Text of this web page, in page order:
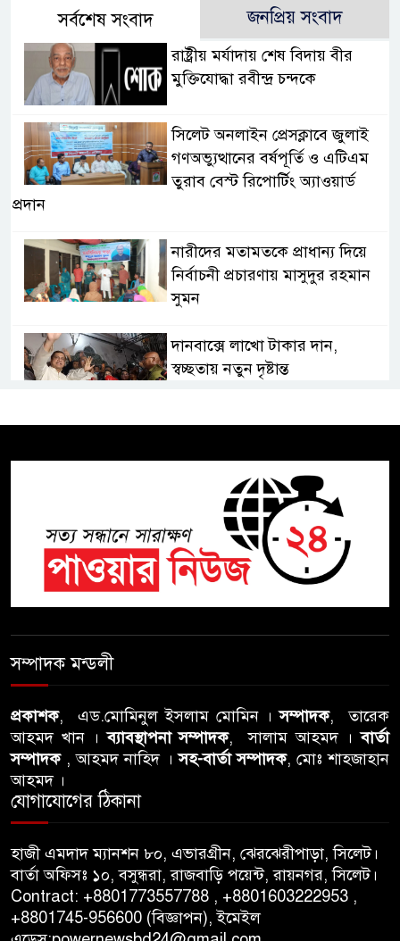
সর্বশেষ সংবাদ জনপ্রিয় সংবাদ
রাষ্ট্রীয় মর্যাদায় শেষ বিদায় বীর
মুক্তিযোদ্ধা রবীন্দ্র চন্দকে
সিলেট অনলাইন প্রেসক্লাবে জুলাই
গণঅভ্যুত্থানের বর্ষপূর্তি ও এটিএম
তুরাব বেস্ট রিপোর্টিং অ্যাওয়ার্ড
প্রদান
নারীদের মতামতকে প্রাধান্য দিয়ে
নির্বাচনী প্রচারণায় মাসুদুর রহমান
সুমন
দানবাক্সে লাখো টাকার দান,
স্বচ্ছতায় নতুন দৃষ্টান্ত
২০ কোটি টাকার টেন্ডার থেকে
শিক্ষা বোর্ডে একের পর এক
সিলেটে চিকিৎসকের কিশোর ছেলের
ঝুলন্ত মরদেহ উদ্ধার
বিএনপি নেতার ওপর হামলার
ঘটনায় সিলেট মহানগর বিএনপির
তীব্র নিন্দা ও প্রতিবাদ
কাউন্সিলার নির্বাচিত
পাস কার্ড ইস্যুতে অনিয়ম ও
গণবিজ্ঞপ্তি নিয়ে সিলেট অনলাইন
সম্পাদক মন্ডলী
প্রকাশক, এড.মোমিনুল ইসলাম মোমিন ।সম্পাদক, তারেক
আহমদ খান ।ব্যাবস্থাপনা সম্পাদক, সালাম আহমদ ।বার্তা
সম্পাদক, আহমদ নাহিদ ।সহ-বার্তা সম্পাদক, মোঃ শাহজাহান
আহমদ ।
যোগাযোগের ঠিকানা
হাজী এমদাদ ম্যানশন ৮০, এভারগ্রীন, ঝেরঝেরীপাড়া, সিলেট।
বার্তা অফিসঃ ১০, বসুন্ধরা, রাজবাড়ি পয়েন্ট, রায়নগর, সিলেট।
Contract: +8801773557788 , +8801603222953 ,
+8801745-956600 (বিজ্ঞাপন), ইমেইল